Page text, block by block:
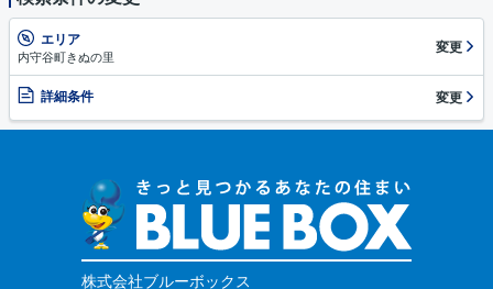
エリア
内守谷町きぬの里
変更
詳細条件 変更
株式会社ブルーボックス